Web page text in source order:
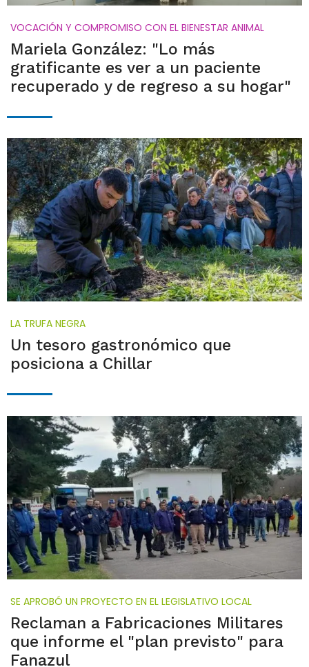
VOCACIÓN Y COMPROMISO CON EL BIENESTAR ANIMAL
Mariela González: "Lo más
gratificante es ver a un paciente
recuperado y de regreso a su hogar"
LA TRUFA NEGRA
Un tesoro gastronómico que
posiciona a Chillar
SE APROBÓ UN PROYECTO EN EL LEGISLATIVO LOCAL
Reclaman a Fabricaciones Militares
que informe el "plan previsto" para
Fanazul